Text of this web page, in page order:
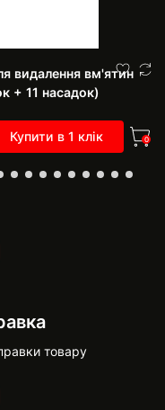
видалення вм'ятин
+ 11 насадок)
Купити в 1 клік 0
товару